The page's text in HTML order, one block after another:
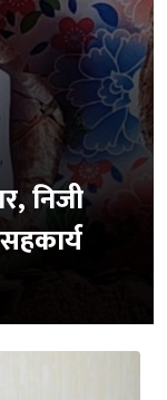
निजी